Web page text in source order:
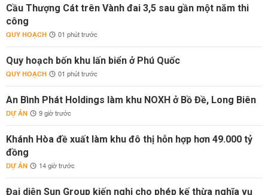
Cầu Thượng Cát trên Vành đai 3,5 sau gần một năm thi
công
QUY HOẠCH 01 phút trước
Quy hoạch bốn khu lấn biển ở Phú Quốc
QUY HOẠCH 01 phút trước
An Bình Phát Holdings làm khu NOXH ở Bồ Đề, Long Biên
DỰ ÁN 9 giờ trước
Khánh Hòa đề xuất làm khu đô thị hỗn hợp hơn 49.000 tỷ
đồng
DỰ ÁN 14 giờ trước
Đại diện Sun Group kiến nghị cho phép kế thừa nghĩa vụ